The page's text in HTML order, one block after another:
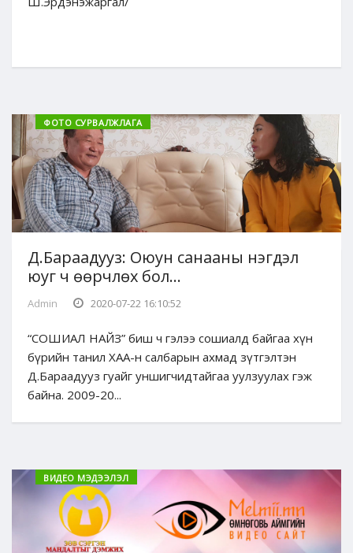
ФОТО СУРВАЛЖЛАГА
Д.Бараадууз: Оюун санааны нэгдэл
юуг ч өөрчлөх бол...
Admin 2020-07-22 16:10:52
“СОШИАЛ НАЙЗ” биш ч гэлээ сошиалд байгаа хүн
бүрийн танил ХАА-н салбарын ахмад зүтгэлтэн
Д.Бараадууз гуайг уншигчидтайгаа уулзуулах гэж
байна. 2009-20...
ВИДЕО МЭДЭЭЛЭЛ